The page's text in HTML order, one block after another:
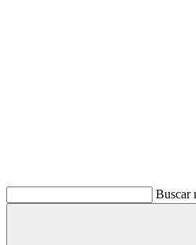
Buscar